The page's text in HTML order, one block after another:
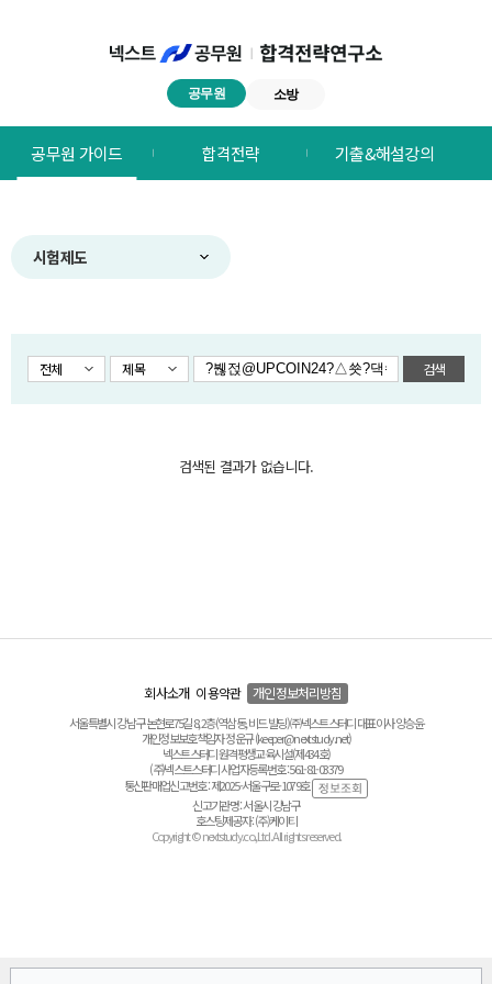
공무원 소방
합격전략연구소
메뉴
공무원 가이드 합격전략 기출&해설강의
시험제도
전체 제목 검색
검색된 결과가 없습니다.
회사소개 이용약관 개인정보처리방침
서울특별시 강남구 논현로75길 8, 2층(역삼동, 비드 빌딩) ㈜넥스트스터디 대표이사 양승윤
개인정보보호책임자 정운규 (keeper@nextstudy.net)
넥스트스터디 원격평생교육시설(제434호)
(주)넥스트스터디 사업자등록번호 : 561-81-03379
통신판매업신고번호 : 제2025-서울구로-1079호
신고기관명 : 서울시 강남구
호스팅제공자 : (주)케이티
Copyright © nextstudy.co.,Ltd. All rights reserved.